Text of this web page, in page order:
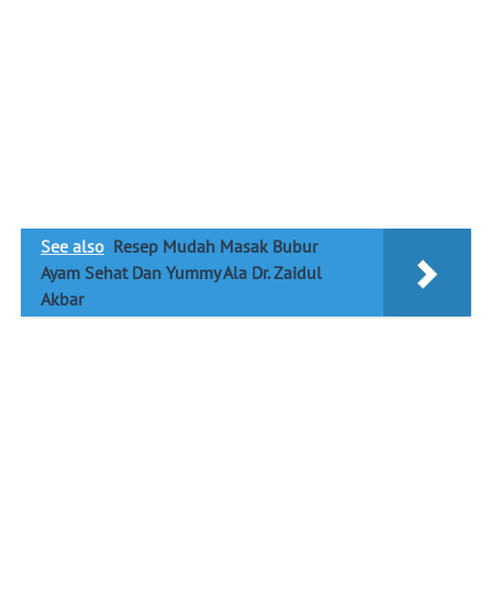
See also Resep Mudah Masak Bubur
Ayam Sehat Dan Yummy Ala Dr. Zaidul
Akbar